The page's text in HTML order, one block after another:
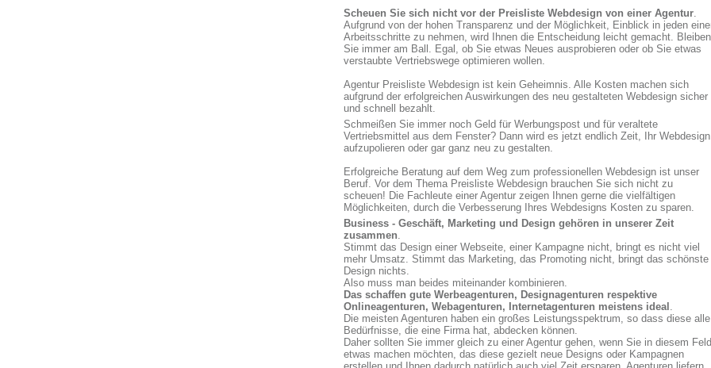
Scheuen Sie sich nicht vor der Preisliste Webdesign von einer Agentur.
Aufgrund von der hohen Transparenz und der Möglichkeit, Einblick in jeden
Arbeitsschritte zu nehmen, wird Ihnen die Entscheidung leicht gemacht. Bleiben
Sie immer am Ball. Egal, ob Sie etwas Neues ausprobieren oder ob Sie etwas
verstaubte Vertriebswege optimieren wollen.
Agentur Preisliste Webdesign ist kein Geheimnis. Alle Kosten machen sich
aufgrund der erfolgreichen Auswirkungen des neu gestalteten Webdesign sicher
und schnell bezahlt.
Schmeißen Sie immer noch Geld für Werbungspost und für veraltete
Vertriebsmittel aus dem Fenster? Dann wird es jetzt endlich Zeit, Ihr Webdesign
aufzupolieren oder gar ganz neu zu gestalten.
Erfolgreiche Beratung auf dem Weg zum professionellen Webdesign ist unser
Beruf. Vor dem Thema Preisliste Webdesign brauchen Sie sich nicht zu
scheuen! Die Fachleute einer Agentur zeigen Ihnen gerne die vielfältigen
Möglichkeiten, durch die Verbesserung Ihres Webdesigns Kosten zu sparen.
Business - Geschäft, Marketing und Design gehören in unserer Zeit
zusammen.
Stimmt das Design einer Webseite, einer Kampagne nicht, bringt es nicht viel
mehr Umsatz. Stimmt das Marketing, das Promoting nicht, bringt das schönste
Design nichts.
Also muss man beides miteinander kombinieren.
Das schaffen gute Werbeagenturen, Designagenturen respektive
Onlineagenturen, Webagenturen, Internetagenturen meistens ideal .
Die meisten Agenturen haben ein großes Leistungsspektrum, so dass diese alle
Bedürfnisse, die eine Firma hat, abdecken können.
Daher sollten Sie immer gleich zu einer Agentur gehen, wenn Sie in diesem Feld
etwas machen möchten, das diese gezielt neue Designs oder Kampagnen